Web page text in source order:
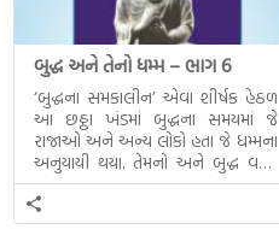
બુદ્ધ અને તેનો ધમ્મ – ભાગ 6
‘બુદ્ધના સમકાલીન’ એવા શીર્ષક હેઠળ
આ છઠ્ઠા ખંડમાં બુદ્ધના સમયમાં જે
રાજાઓ અને અન્ય લોકો હતા જે ધમ્મના
અનુયાયી થયા. તેમનો અને બુદ્ધ વચ્ચે
થયેલો સત્સંગ વીશે જાણકારી મળે છે.